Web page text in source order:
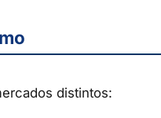
distintos: